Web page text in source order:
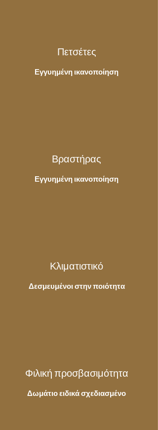
Πετσέτες
Εγγυημένη ικανοποίηση
Βραστήρας
Εγγυημένη ικανοποίηση
Κλιματιστικό
Δεσμευμένοι στην ποιότητα
Φιλική προσβασιμότητα
Δωμάτιοειδικά σχεδιασμένο